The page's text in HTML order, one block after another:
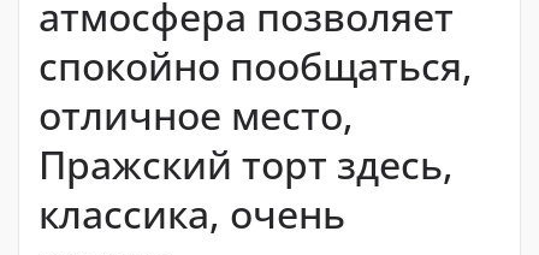
атмосфера позволяет
спокойно пообщаться,
отличное место,
Пражский торт здесь,
классика, очень